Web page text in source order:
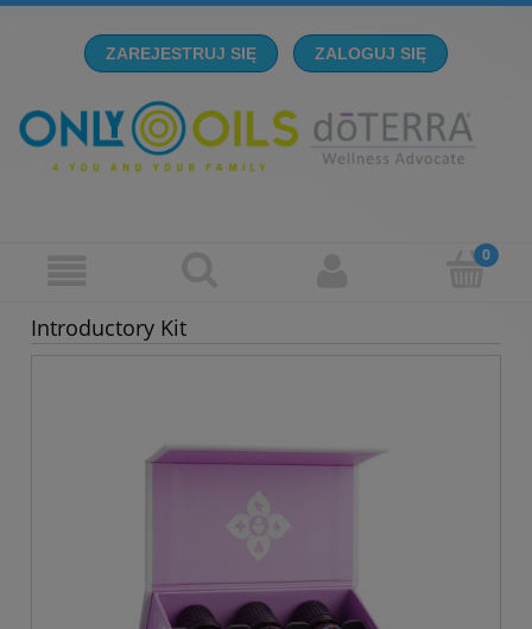
ZAREJESTRUJ SIĘ ZALOGUJ SIĘ
Introductory Kit